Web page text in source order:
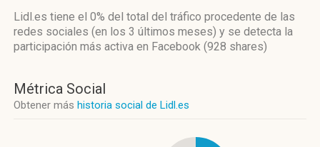
Lidl.es tiene el 0% del total del tráfico procedente de las
redes sociales (en los 3 últimos meses) y se detecta la
participación más activa en Facebook (928 shares)
Métrica Social
Obtener más historia social de Lidl.es